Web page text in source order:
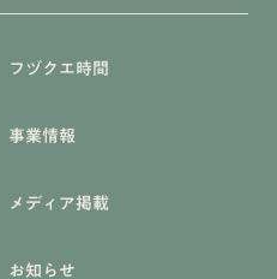
フヅクエ時間
事業情報
メディア掲載
お知らせ